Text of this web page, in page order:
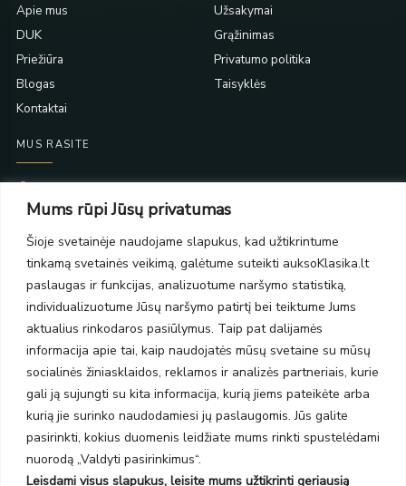
Mums rūpi Jūsų privatumas
Šioje svetainėje naudojame slapukus, kad užtikrintume
tinkamą svetainės veikimą, galėtume suteikti auksoKlasika.lt
paslaugas ir funkcijas, analizuotume naršymo statistiką,
individualizuotume Jūsų naršymo patirtį bei teiktume Jums
aktualius rinkodaros pasiūlymus. Taip pat dalijamės
informacija apie tai, kaip naudojatės mūsų svetaine su mūsų
socialinės žiniasklaidos, reklamos ir analizės partneriais, kurie
gali ją sujungti su kita informacija, kurią jiems pateikėte arba
kurią jie surinko naudodamiesi jų paslaugomis. Jūs galite
pasirinkti, kokius duomenis leidžiate mums rinkti spustelėdami
nuorodą „Valdyti pasirinkimus“.
Leisdami visus slapukus, leisite mums užtikrinti geriausią
Apie mus
DUK
Priežiūra
Blogas
Kontaktai
Užsakymai
Grąžinimas
Privatumo politika
Taisyklės
MUS RASITE
PC Molas, Klaipėda
PC BIG 2, Klaipėda
Šilutės pl. 35
PC Banginis, Klaipėda
NAUJIENLAIŠKIS
Prenumeruokite ir gaukite pasiūlymus, naujienas bei riboto
leidimo kolekcijas.
SIŲSTI